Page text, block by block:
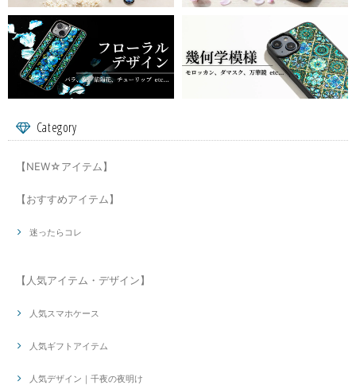
Category
【NEW☆アイテム】
【おすすめアイテム】
迷ったらコレ
【人気アイテム・デザイン】
人気スマホケース
人気ギフトアイテム
人気デザイン｜千夜の夜明け